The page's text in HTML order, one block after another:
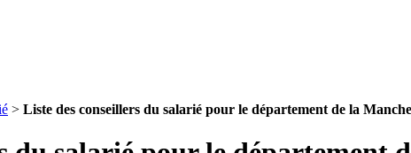
> Liste des conseillers du salarié pour le département de la Manche